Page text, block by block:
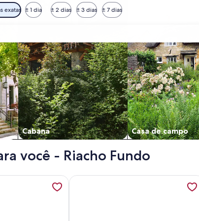
exatas ± 1 dia ± 2 dias ± 3 dias ± 7 dias
Cabana Casa de campo
você - Riacho Fundo
to 6 Guests, 1G Wi-Fi, Jr Catito, abre em uma nova
Ap 75m2, 2 Bedrooms/suite, Up to 7 Guests, WI-
Mais informações sobre Hospedaria